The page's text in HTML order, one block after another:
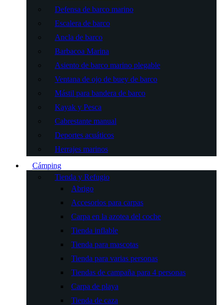
Defensa de barco marino
Escalera de barco
Ancla de barco
Barbacoa Marina
Asiento de barco marino plegable
Ventana de ojo de buey de barco
Mástil para bandera de barco
Kayak y Pesca
Cabrestante manual
Deportes acuáticos
Herrajes marinos
Cámping
Tienda y Refugio
Abrigo
Accesorios para carpas
Carpa en la azotea del coche
Tienda inflable
Tienda para mascotas
Tienda para varias personas
Tiendas de campaña para 4 personas
Carpa de playa
Tienda de caza